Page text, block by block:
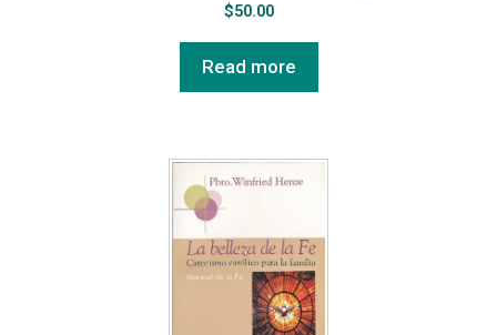
$50.00
Read more